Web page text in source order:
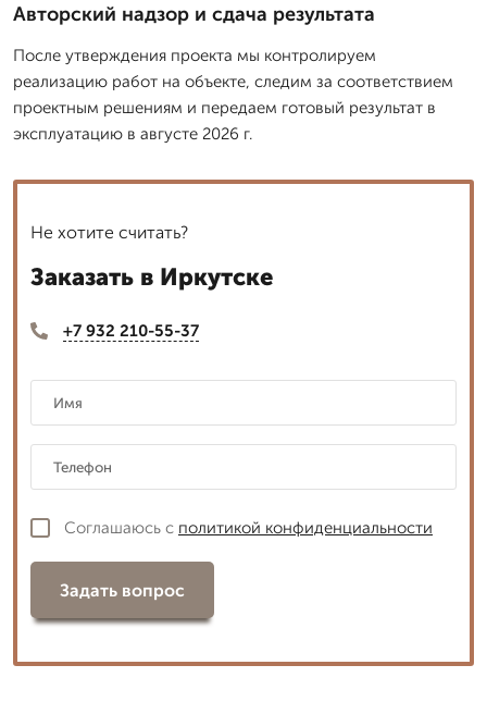
Авторский надзор и сдача результата
После утверждения проекта мы контролируем
реализацию работ на объекте, следим за соответствием
проектным решениям и передаем готовый результат в
эксплуатацию в августе 2026 г.
Не хотите считать?
Заказать в Иркутске
+7 932 210-55-37
Соглашаюсь с политикой конфиденциальности
Задать вопрос